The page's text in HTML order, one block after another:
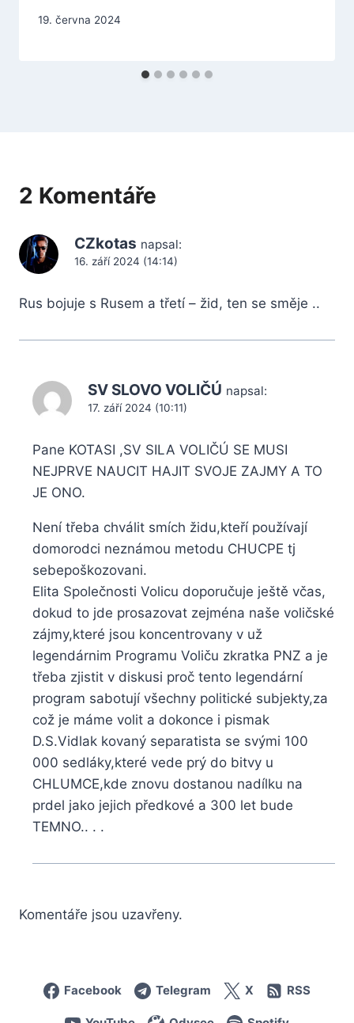
19. června 2024
2 Komentáře
CZkotas napsal:
16. září 2024 (14:14)
Rus bojuje s Rusem a třetí – žid, ten se směje ..
SV SLOVO VOLIČÚ napsal:
17. září 2024 (10:11)
Pane KOTASI ,SV SILA VOLIČÚ SE MUSI
NEJPRVE NAUCIT HAJIT SVOJE ZAJMY A TO
JE ONO.
Není třeba chválit smích židu,kteří používají
domorodci neznámou metodu CHUCPE tj
sebepoškozovani.
Elita Společnosti Volicu doporučuje ještě včas,
dokud to jde prosazovat zejména naše voličské
zájmy,které jsou koncentrovany v už
legendárnim Programu Voliču zkratka PNZ a je
třeba zjistit v diskusi proč tento legendární
program sabotují všechny politické subjekty,za
což je máme volit a dokonce i pismak
D.S.Vidlak kovaný separatista se svými 100
000 sedláky,které vede prý do bitvy u
CHLUMCE,kde znovu dostanou nadílku na
prdel jako jejich předkové a 300 let bude
TEMNO.. . .
Komentáře jsou uzavřeny.
Facebook Telegram X RSS